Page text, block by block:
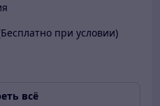
при условии)
всё